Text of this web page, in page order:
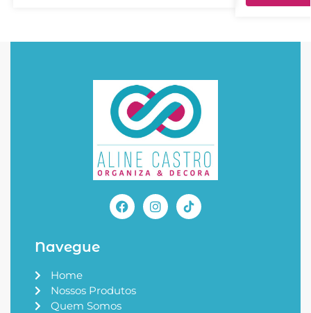
Navegue
Home
Nossos Produtos
Quem Somos